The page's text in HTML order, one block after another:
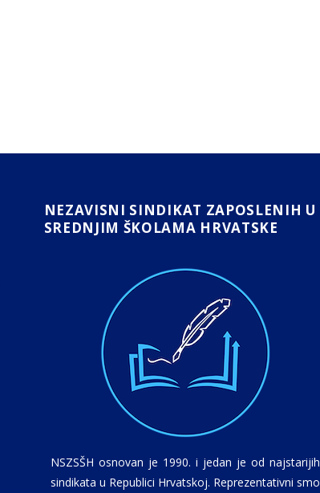
NEZAVISNI SINDIKAT ZAPOSLENIH U
SREDNJIM ŠKOLAMA HRVATSKE
NSZSŠH osnovan je 1990. i jedan je od najstarijih
sindikata u Republici Hrvatskoj. Reprezentativni smo